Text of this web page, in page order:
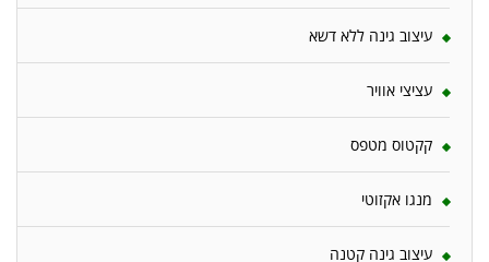
עיצוב גינה ללא דשא
עציצי אוויר
קקטוס מטפס
מנגו אקזוטי
עיצוב גינה קטנה